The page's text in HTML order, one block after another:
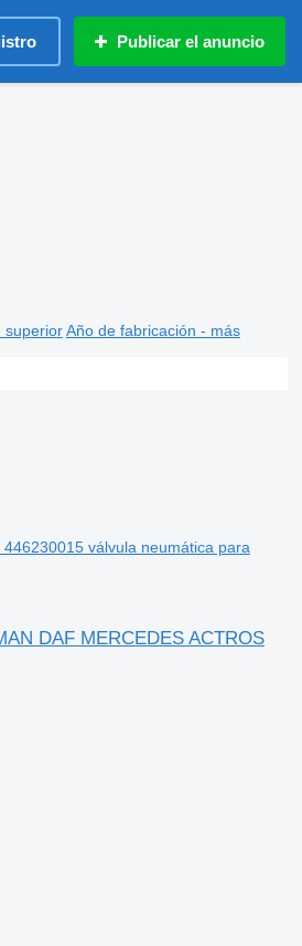
Publicar el anuncio
superior Año de fabricación - más
válvula neumática para
DAF MERCEDES ACTROS